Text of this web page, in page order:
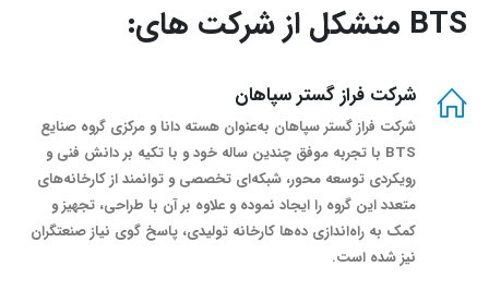
BTS متشکل از شرکت های:
شرکت فراز گستر سپاهان
شرکت فراز گستر سپاهان به‌عنوان هسته دانا و مرکزی گروه صنایع
BTS با تجربه موفق چندین ساله خود و با تکیه بر دانش فنی و
رویکردی توسعه محور، شبکه‌ای تخصصی و توانمند از کارخانه‌های
متعدد این گروه را ایجاد نموده و علاوه بر آن با طراحی، تجهیز و
کمک به راه‌اندازی ده‌ها کارخانه تولیدی، پاسخ گوی نیاز صنعتگران
نیز شده است.